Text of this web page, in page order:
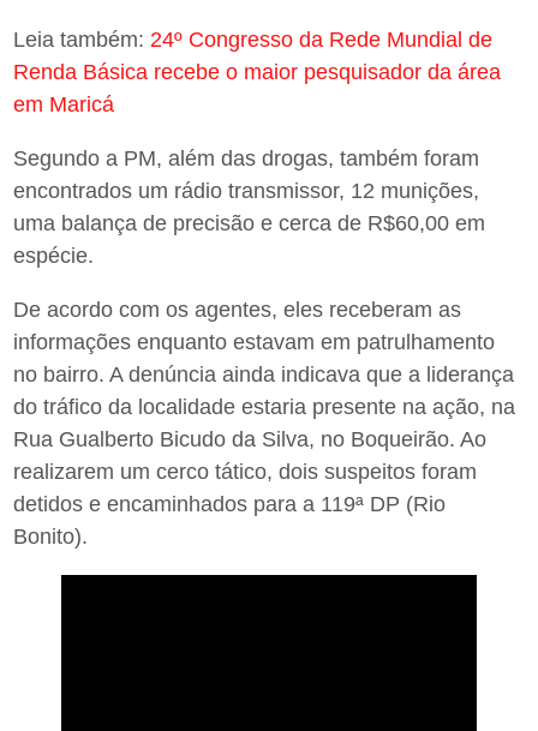
Leia também: 24º Congresso da Rede Mundial de
Renda Básica recebe o maior pesquisador da área
em Maricá
Segundo a PM, além das drogas, também foram
encontrados um rádio transmissor, 12 munições,
uma balança de precisão e cerca de R$60,00 em
espécie.
De acordo com os agentes, eles receberam as
informações enquanto estavam em patrulhamento
no bairro. A denúncia ainda indicava que a liderança
do tráfico da localidade estaria presente na ação, na
Rua Gualberto Bicudo da Silva, no Boqueirão. Ao
realizarem um cerco tático, dois suspeitos foram
detidos e encaminhados para a 119ª DP (Rio
Bonito).